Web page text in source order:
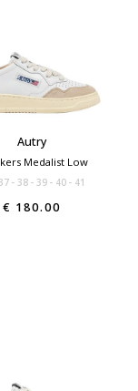
Autry
Medalist Low
38 39 40 41
€ 180.00